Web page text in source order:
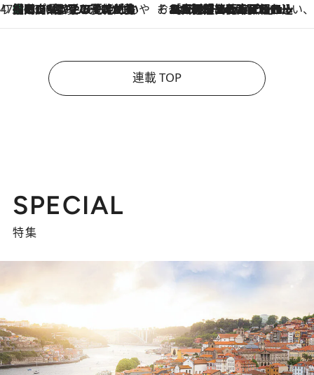
47都道府県の手みやげ ひんやりスイーツで夏を満喫
2026.8.10
【岡山県】この夏絶対食べたい 冷やしておいしいおやつ3選 フルーツが主役のプリンやアイスが勢揃い そおだよおこの関西おいしい、おやつ紀行
2026.8.9
［大阪府箕面市］一皿一皿目の前で仕上げられる、料理を巧みに組み込んだアシェットデセールコース「ミチル アシェット デセール（Michiru assiette dessert）」
連載 TOP
SPECIAL
特集